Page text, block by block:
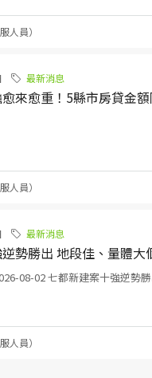
人員）
最新消息
來愈重！5縣市房貸金
人員）
最新消息
勢勝出 地段佳、量體大
08-02 七都新建案十強逆勢勝
人員）